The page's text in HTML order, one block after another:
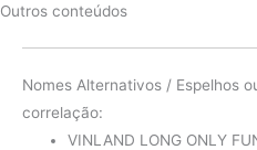
Outros conteúdos
Nomes Alternativos / Espelhos
correlação:
VINLAND LONG ONLY